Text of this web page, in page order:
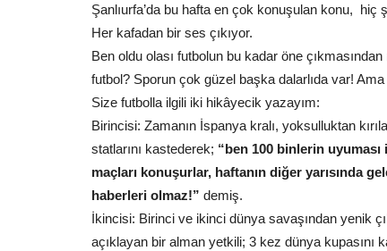
Şanlıurfa’da bu hafta en çok konuşulan konu, hiç
Her kafadan bir ses çıkıyor.
Ben oldu olası futbolun bu kadar öne
futbol? Sporun çok güzel başka dalarlıda var!
Size futbolla ilgili iki hikâyecik yazayım:
Birincisi: Zamanın İspanya kralı, yoksulluktan
statlarını kastederek; “ben 100 binlerin
maçları konuşurlar, haftanın diğer yarısında
haberleri olmaz!” demiş.
İkincisi: Birinci ve ikinci dünya savaşından yenik
açıklayan bir alman yetkili; 3 kez dünya kupasını